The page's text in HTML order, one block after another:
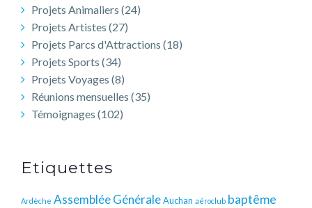
Projets Animaliers (24)
Projets Artistes (27)
Projets Parcs d'Attractions (18)
Projets Sports (34)
Projets Voyages (8)
Réunions mensuelles (35)
Témoignages (102)
Etiquettes
Ardèche Assemblée GénéraleAuchan aéroclub baptême